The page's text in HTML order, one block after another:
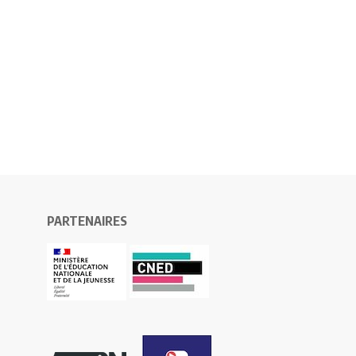
PARTENAIRES